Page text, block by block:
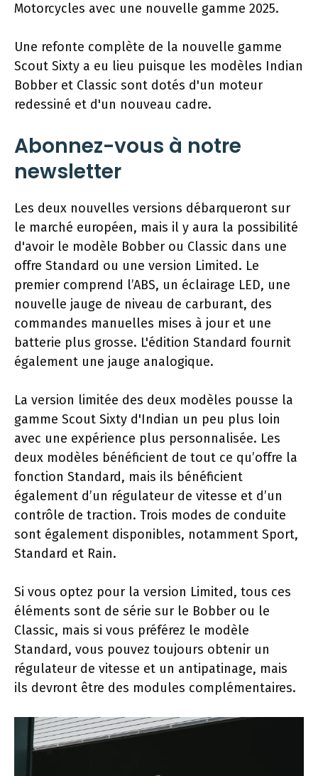
Motorcycles avec une nouvelle gamme 2025.
Une refonte complète de la nouvelle gamme
Scout Sixty a eu lieu puisque les modèles Indian
Bobber et Classic sont dotés d'un moteur
redessiné et d'un nouveau cadre.
Abonnez-vous à notre
newsletter
Les deux nouvelles versions débarqueront sur
le marché européen, mais il y aura la possibilité
d'avoir le modèle Bobber ou Classic dans une
offre Standard ou une version Limited. Le
premier comprend l’ABS, un éclairage LED, une
nouvelle jauge de niveau de carburant, des
commandes manuelles mises à jour et une
batterie plus grosse. L'édition Standard fournit
également une jauge analogique.
La version limitée des deux modèles pousse la
gamme Scout Sixty d'Indian un peu plus loin
avec une expérience plus personnalisée. Les
deux modèles bénéficient de tout ce qu’offre la
fonction Standard, mais ils bénéficient
également d’un régulateur de vitesse et d’un
contrôle de traction. Trois modes de conduite
sont également disponibles, notamment Sport,
Standard et Rain.
Si vous optez pour la version Limited, tous ces
éléments sont de série sur le Bobber ou le
Classic, mais si vous préférez le modèle
Standard, vous pouvez toujours obtenir un
régulateur de vitesse et un antipatinage, mais
ils devront être des modules complémentaires.